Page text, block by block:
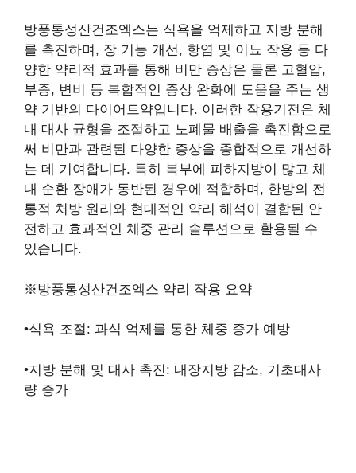
방풍통성산건조엑스는 식욕을 억제하고 지방 분해
를 촉진하며, 장 기능 개선, 항염 및 이뇨 작용 등 다
양한 약리적 효과를 통해 비만 증상은 물론 고혈압,
부종, 변비 등 복합적인 증상 완화에 도움을 주는 생
약 기반의 다이어트약입니다. 이러한 작용기전은 체
내 대사 균형을 조절하고 노폐물 배출을 촉진함으로
써 비만과 관련된 다양한 증상을 종합적으로 개선하
는 데 기여합니다. 특히 복부에 피하지방이 많고 체
내 순환 장애가 동반된 경우에 적합하며, 한방의 전
통적 처방 원리와 현대적인 약리 해석이 결합된 안
전하고 효과적인 체중 관리 솔루션으로 활용될 수
있습니다.
※방풍통성산건조엑스 약리 작용 요약
•식욕 조절: 과식 억제를 통한 체중 증가 예방
•지방 분해 및 대사 촉진: 내장지방 감소, 기초대사
량 증가